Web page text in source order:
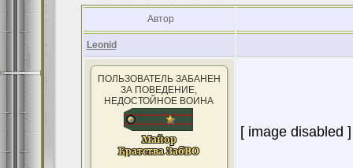
Автор
Leonid
ПОЛЬЗОВАТЕЛЬ ЗАБАНЕН
ЗА ПОВЕДЕНИЕ,
НЕДОСТОЙНОЕ ВОИНА
[ image disabled ]